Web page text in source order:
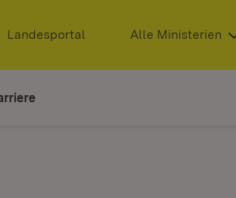
Extern:
Landesportal (Öffnet in neuem Fenster)
Alle Ministerien